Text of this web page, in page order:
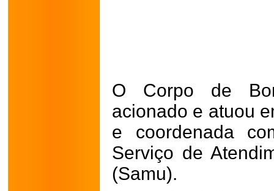
O Corpo de
acionado e atuou
e coordenada
Serviço de
(Samu).